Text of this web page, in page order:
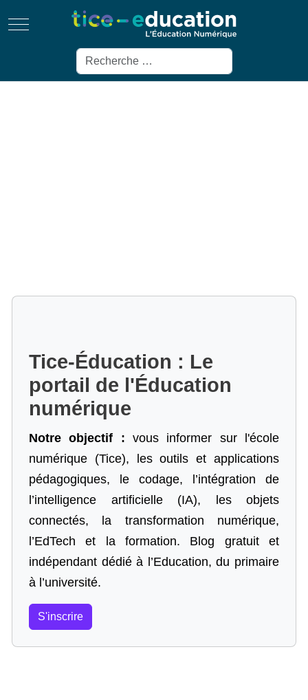
Mobile Menu Toggle
Rechercher
Tice-Éducation : Le
portail de l'Éducation
numérique
Notre objectif : vous informer sur l'école
numérique (Tice), les outils et applications
pédagogiques, le codage,
l’intégration de
l’intelligence artificielle (IA), les objets
connectés, la transformation numérique,
l’EdTech et la formation. Blog gratuit et
indépendant dédié à l’Education, du primaire
à l’université.
S'inscrire